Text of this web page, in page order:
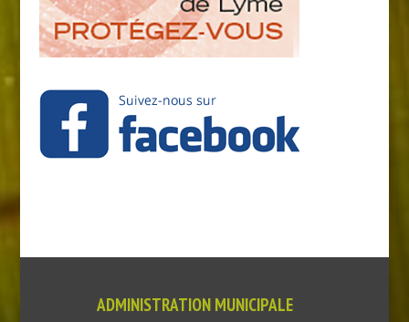
ADMINISTRATION MUNICIPALE